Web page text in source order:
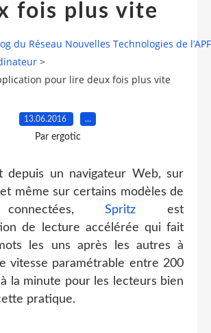
fois plus vite
du Réseau Nouvelles Technologies de
>
pour lire deux fois plus vite
13.06.2016 …
Par ergotic
depuis un navigateur Web, sur
même sur certains modèles de
connectées,Spritz est
de lecture accélérée qui fait
les uns après les autres à
vitesse paramétrable entre 200
la minute pour les lecteurs bien
pratique.